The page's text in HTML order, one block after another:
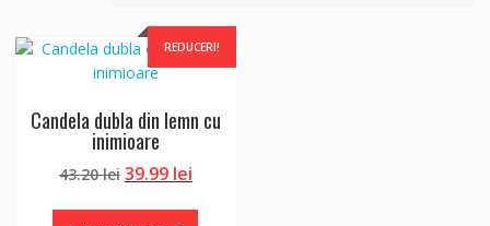
REDUCERI!
Candela dubla din lemn cu
inimioare
43.20lei Prețul
a
39.99 leiPrețul